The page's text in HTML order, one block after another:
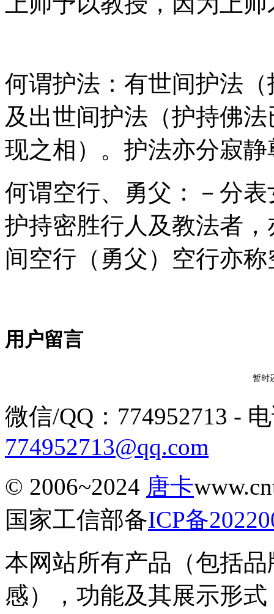
何谓护法：有世间护法
及出世间护法（护持佛
现之相）。护法亦分寂
何谓空行、勇父：－分
护持密胜行人及教法者
间空行（勇父）空行亦
用户留言
暂时
微信/QQ：774952713 -
774952713@qq.com
© 2006~2024 唐卡
国家工信部备ICP备
本网站所有产品（包括
感），功能及其展示形